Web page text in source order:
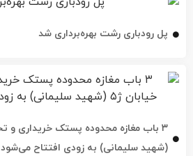
پل رودباری رشت بهره‌برداری شد
(شهید سلیمانی) به زودی افتتاح می‌شود